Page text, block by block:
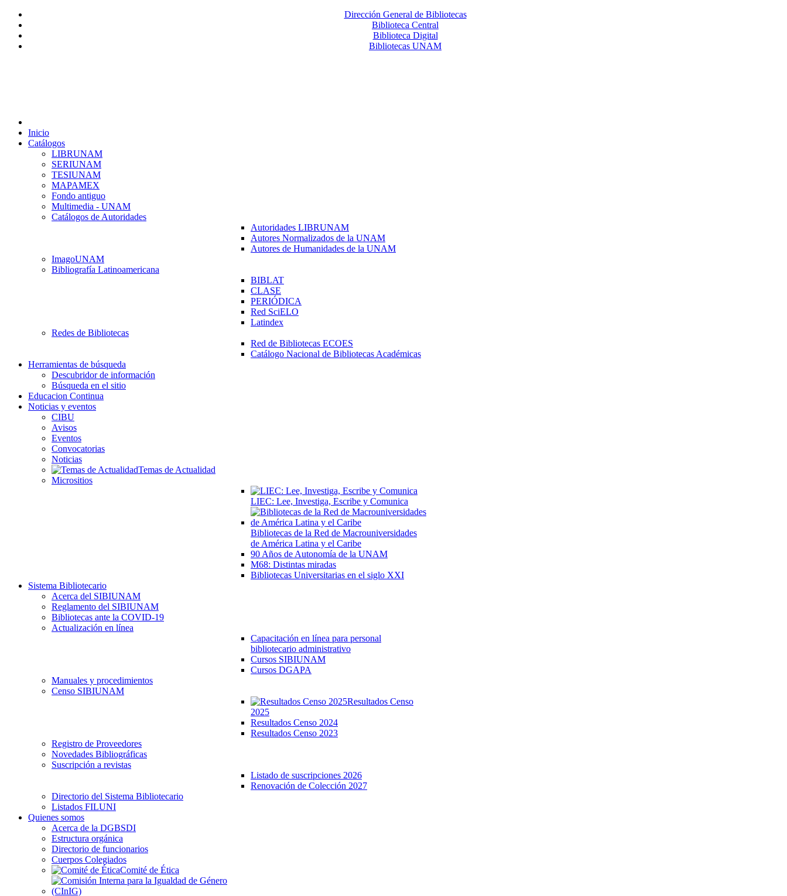
Dirección General de Bibliotecas
Biblioteca Central
Biblioteca Digital
Bibliotecas UNAM
Inicio
Catálogos
LIBRUNAM
SERIUNAM
TESIUNAM
MAPAMEX
Fondo antiguo
Multimedia - UNAM
Catálogos de Autoridades
Autoridades LIBRUNAM
Autores Normalizados de la UNAM
Autores de Humanidades de la UNAM
ImagoUNAM
Bibliografía Latinoamericana
BIBLAT
CLASE
PERIÓDICA
Red SciELO
Latindex
Redes de Bibliotecas
Red de Bibliotecas ECOES
Catálogo Nacional de Bibliotecas Académicas
Herramientas de búsqueda
Descubridor de información
Búsqueda en el sitio
Educacion Continua
Noticias y eventos
CIBU
Avisos
Eventos
Convocatorias
Noticias
Temas de Actualidad
Micrositios
LIEC: Lee, Investiga, Escribe y Comunica
Bibliotecas de la Red de Macrouniversidades
de América Latina y el Caribe
90 Años de Autonomía de la UNAM
M68: Distintas miradas
Bibliotecas Universitarias en el siglo XXI
Sistema Bibliotecario
Acerca del SIBIUNAM
Reglamento del SIBIUNAM
Bibliotecas ante la COVID-19
Actualización en línea
Capacitación en línea para personal
bibliotecario administrativo
Cursos SIBIUNAM
Cursos DGAPA
Manuales y procedimientos
Censo SIBIUNAM
Resultados Censo
2025
Resultados Censo 2024
Resultados Censo 2023
Registro de Proveedores
Novedades Bibliográficas
Suscripción a revistas
Listado de suscripciones 2026
Renovación de Colección 2027
Directorio del Sistema Bibliotecario
Listados FILUNI
Quienes somos
Acerca de la DGBSDI
Estructura orgánica
Directorio de funcionarios
Cuerpos Colegiados
Comité de Ética